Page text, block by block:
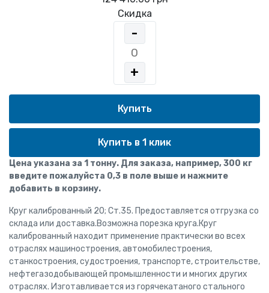
Скидка
-
+
Купить в 1 клик
Цена указана за 1 тонну. Для заказа, например, 300 кг
введите пожалуйста 0,3 в поле выше и нажмите
добавить в корзину.
Круг калиброванный 20; Ст.35. Предоставляется отгрузка со
склада или доставка.Возможна порезка круга.Круг
калиброванный находит применение практически во всех
отраслях машиностроения, автомобилестроения,
станкостроения, судостроения, транспорте, строительстве,
нефтегазодобывающей промышленности и многих других
отраслях. Изготавливается из горячекатаного стального